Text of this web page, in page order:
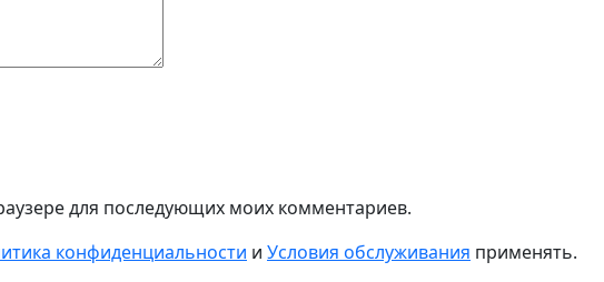
для последующих моих комментариев.
конфиденциальности и Условия обслуживания применять.